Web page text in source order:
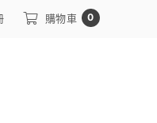
購物車 0